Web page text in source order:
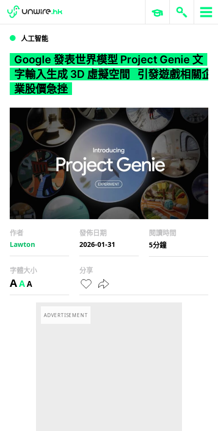
WWDC 2026 ERP 與商業 AI
人工智能
Google 發表世界模型 Project Genie 文
字輸入生成 3D 虛擬空間 引發遊戲相關企
業股價急挫
作者
Lawton
發佈日期
2026-01-31
閱讀時間
5分鐘
字體大小
AAA
分享
ADVERTISEMENT